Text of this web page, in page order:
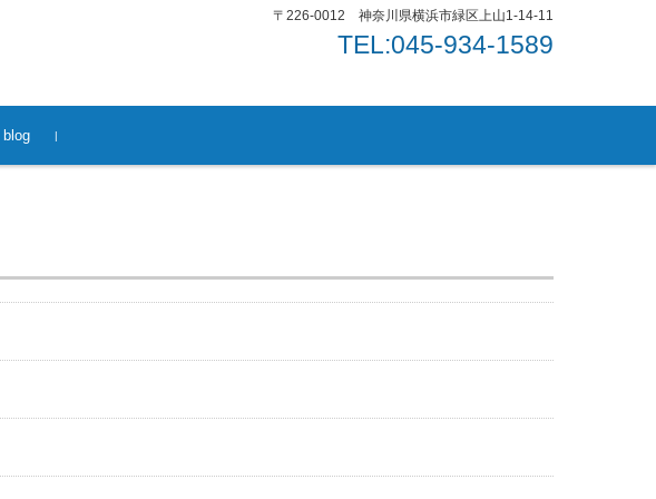
〒226-0012 神奈川県横浜市緑区上山1-14-11
TEL:045-934-1589
blog